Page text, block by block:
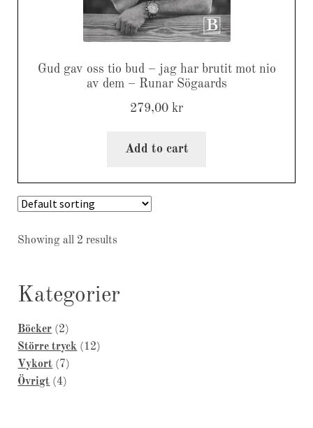
Gud gav oss tio bud – jag har brutit mot nio
av dem – Runar Sögaards
279,00 kr
Add to cart
Showing all 2 results
Kategorier
Böcker 22
products
Större tryck 1212
Vykort 77
products
Övrigt 44